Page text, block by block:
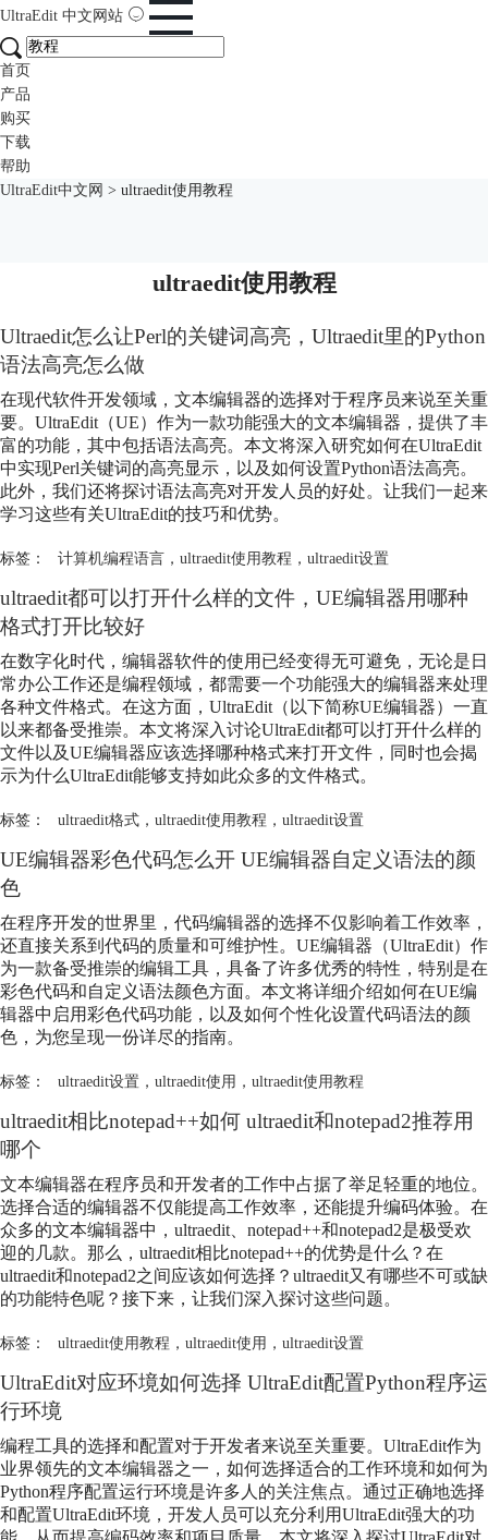
UltraEdit 中文网站
首页
产品
购买
下载
帮助
UltraEdit中文网 > ultraedit使用教程
ultraedit使用教程
Ultraedit怎么让Perl的关键词高亮，Ultraedit里的Python
语法高亮怎么做
在现代软件开发领域，文本编辑器的选择对于程序员来说至关重
要。UltraEdit（UE）作为一款功能强大的文本编辑器，提供了丰
富的功能，其中包括语法高亮。本文将深入研究如何在UltraEdit
中实现Perl关键词的高亮显示，以及如何设置Python语法高亮。
此外，我们还将探讨语法高亮对开发人员的好处。让我们一起来
学习这些有关UltraEdit的技巧和优势。
标签： 计算机编程语言， ultraedit使用教程 ， ultraedit设置
ultraedit都可以打开什么样的文件，UE编辑器用哪种
格式打开比较好
在数字化时代，编辑器软件的使用已经变得无可避免，无论是日
常办公工作还是编程领域，都需要一个功能强大的编辑器来处理
各种文件格式。在这方面，UltraEdit（以下简称UE编辑器）一直
以来都备受推崇。本文将深入讨论UltraEdit都可以打开什么样的
文件以及UE编辑器应该选择哪种格式来打开文件，同时也会揭
示为什么UltraEdit能够支持如此众多的文件格式。
标签： ultraedit格式， ultraedit使用教程 ， ultraedit设置
UE编辑器彩色代码怎么开 UE编辑器自定义语法的颜
色
在程序开发的世界里，代码编辑器的选择不仅影响着工作效率，
还直接关系到代码的质量和可维护性。UE编辑器（UltraEdit）作
为一款备受推崇的编辑工具，具备了许多优秀的特性，特别是在
彩色代码和自定义语法颜色方面。本文将详细介绍如何在UE编
辑器中启用彩色代码功能，以及如何个性化设置代码语法的颜
色，为您呈现一份详尽的指南。
标签： ultraedit设置， ultraedit使用 ， ultraedit使用教程
ultraedit相比notepad++如何 ultraedit和notepad2推荐用
哪个
文本编辑器在程序员和开发者的工作中占据了举足轻重的地位。
选择合适的编辑器不仅能提高工作效率，还能提升编码体验。在
众多的文本编辑器中，ultraedit、notepad++和notepad2是极受欢
迎的几款。那么，ultraedit相比notepad++的优势是什么？在
ultraedit和notepad2之间应该如何选择？ultraedit又有哪些不可或缺
的功能特色呢？接下来，让我们深入探讨这些问题。
标签： ultraedit使用教程 ， ultraedit使用 ， ultraedit设置
UltraEdit对应环境如何选择 UltraEdit配置Python程序运
行环境
编程工具的选择和配置对于开发者来说至关重要。UltraEdit作为
业界领先的文本编辑器之一，如何选择适合的工作环境和如何为
Python程序配置运行环境是许多人的关注焦点。通过正确地选择
和配置UltraEdit环境，开发人员可以充分利用UltraEdit强大的功